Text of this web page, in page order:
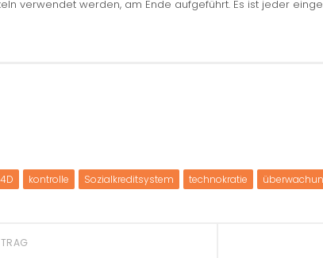
verwendet werden, am Ende aufgeführt. Es ist jeder
kontrolle Sozialkreditsystem technokratie